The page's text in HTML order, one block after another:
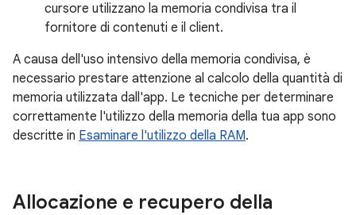
cursore utilizzano la memoria condivisa tra il
fornitore di contenuti e il client.
A causa dell'uso intensivo della memoria condivisa, è
necessario prestare attenzione al calcolo della quantità di
memoria utilizzata dall'app. Le tecniche per determinare
correttamente l'utilizzo della memoria della tua app sono
descritte in Esaminare l'utilizzo della RAM.
Allocazione e recupero della